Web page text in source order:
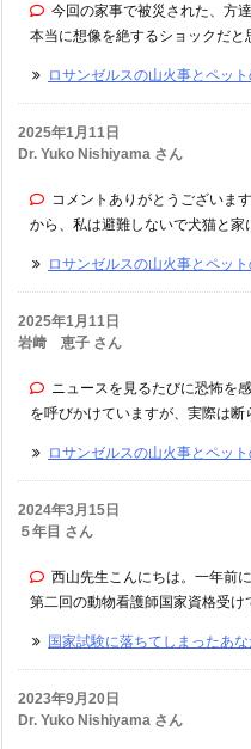
今回の家事で被災された、方
本当に想像を絶するショックだ
ロサンゼルスの山火事とペッ
2025年1月11日
Dr. Yuko Nishiyama さん
コメントありがとうございま
から、私は避難しないで犬猫と
ロサンゼルスの山火事とペッ
2025年1月11日
岩﨑 恵子 さん
ニュースを見るたびに恐怖を
を呼びかけていますが、実際は
ロサンゼルスの山火事とペッ
2024年3月15日
５年目 さん
西山先生こんにちは。一年前
第二回の動物看護師国家資格受
国家試験に落ちてしまったあな
2023年9月20日
Dr. Yuko Nishiyama さん